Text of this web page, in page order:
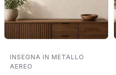
INSEGNA IN METALLO
AEREO